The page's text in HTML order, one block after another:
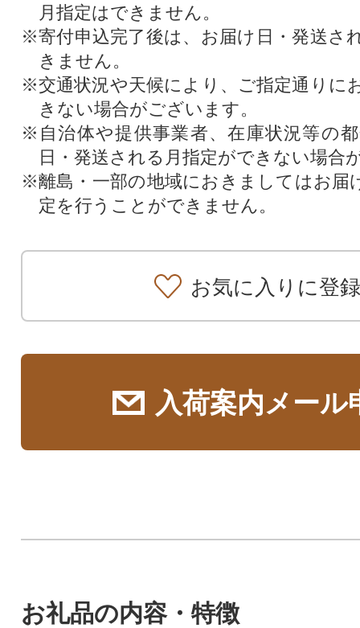
月指定はできません。
※寄付申込完了後は、お届け日・発送さ
きません。
※交通状況や天候により、ご指定通りに
きない場合がございます。
※自治体や提供事業者、在庫状況等の
日・発送される月指定ができない場合
※離島・一部の地域におきましてはお届
定を行うことができません。
お気に入りに登録
入荷案内メール
お礼品の内容・特徴